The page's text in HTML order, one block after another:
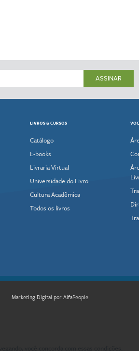
ASSINAR
LIVROS & CURSOS
Catálogo
E-books
Livraria Virtual
Universidade do Livro
Cultura Acadêmica
Todos os livros
Marketing Digital por AlfaPeople